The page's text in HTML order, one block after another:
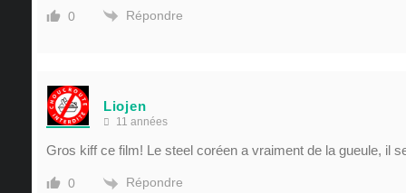
0 Répondre
Liojen
11 années
Gros kiff ce film! Le steel coréen a vraiment de la gueule, il
0 Répondre